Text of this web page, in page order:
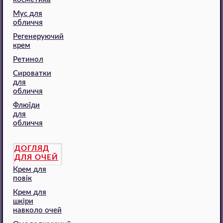
Мус для
обличчя
Регенеруючий
крем
Ретинол
Сироватки
для
обличчя
Флюїди
для
обличчя
ДОГЛЯД
ДЛЯ ОЧЕЙ
Крем для
повік
Крем для
шкіри
навколо очей